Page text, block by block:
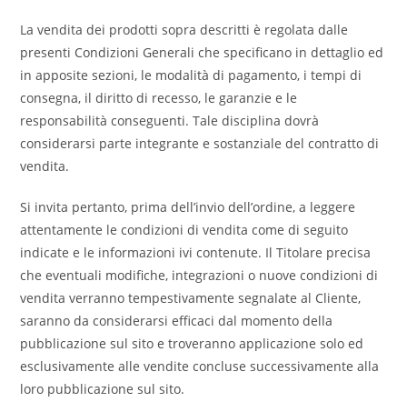
La vendita dei prodotti sopra descritti è regolata dalle
presenti Condizioni Generali che specificano in dettaglio ed
in apposite sezioni, le modalità di pagamento, i tempi di
consegna, il diritto di recesso, le garanzie e le
responsabilità conseguenti. Tale disciplina dovrà
considerarsi parte integrante e sostanziale del contratto di
vendita.
Si invita pertanto, prima dell’invio dell’ordine, a leggere
attentamente le condizioni di vendita come di seguito
indicate e le informazioni ivi contenute. Il Titolare precisa
che eventuali modifiche, integrazioni o nuove condizioni di
vendita verranno tempestivamente segnalate al Cliente,
saranno da considerarsi efficaci dal momento della
pubblicazione sul sito e troveranno applicazione solo ed
esclusivamente alle vendite concluse successivamente alla
loro pubblicazione sul sito.